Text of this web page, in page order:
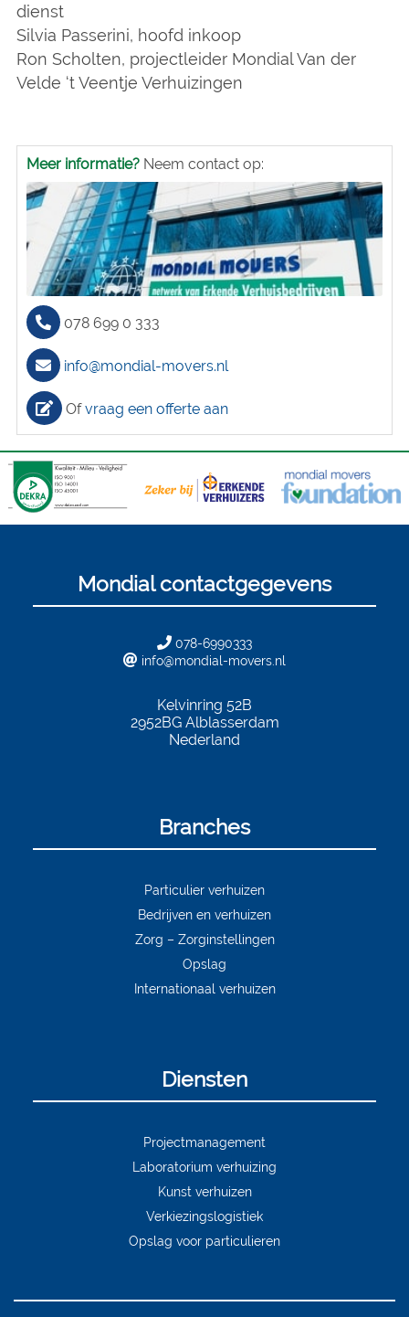
dienst
Silvia Passerini, hoofd inkoop
Ron Scholten, projectleider Mondial Van der
Velde ‘t Veentje Verhuizingen
Meer informatie?Neem contact op:
078 699 0 333
info@mondial-movers.nl
Ofvraag een offerte aan
Mondial contactgegevens
078-6990333
info@mondial-movers.nl
Kelvinring 52B
2952BGAlblasserdam
Nederland
Branches
Particulier verhuizen
Bedrijven en verhuizen
Zorg – Zorginstellingen
Opslag
Internationaal verhuizen
Diensten
Projectmanagement
Laboratorium verhuizing
Kunst verhuizen
Verkiezingslogistiek
Opslag voor particulieren